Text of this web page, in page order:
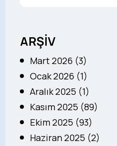
ARŞİV
Mart 2026 (3)
Ocak 2026 (1)
Aralık 2025 (1)
Kasım 2025 (89)
Ekim 2025 (93)
Haziran 2025 (2)